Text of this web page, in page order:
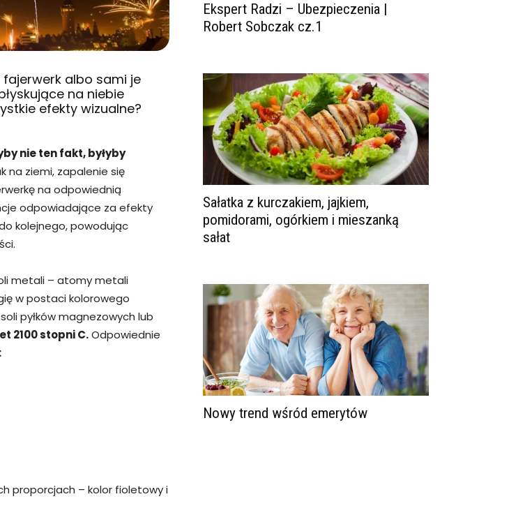
albo sami je
na niebie
efekty wizualne?
nie ten fakt, byłyby
na ziemi, zapalenie się
na odpowiednią
odpowiadające za efekty
kolejnego, powodując
metali – atomy metali
w postaci kolorowego
pyłków magnezowych lub
2100 stopni C.Odpowiednie
proporcjach – kolor fioletowy i
Ekspert Radzi – Ubezpieczenia |
Robert Sobczak cz.1
Sałatka z kurczakiem, jajkiem,
pomidorami, ogórkiem i mieszanką
sałat
Nowy trend wśród emerytów